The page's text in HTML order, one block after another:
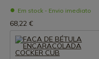
Em stock - Envio imediato
68,22 €